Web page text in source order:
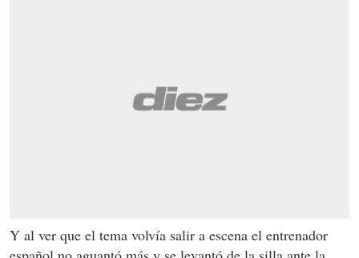
Y al ver que el tema volvía salir a escena el entrenador